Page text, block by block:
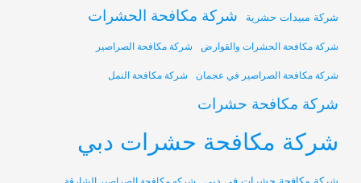
شركة مبيدات حشرية شركة مكافحة الحشرات
شركة مكافحة الحشرات والقوارض شركة مكافحة الصراصير
شركة مكافحة الصراصير في عجمان شركة مكافحة النمل
شركة مكافحة حشرات
شركة مكافحة حشرات دبي